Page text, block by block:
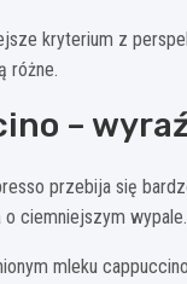
kryterium z
różne.
–
przebija się
o ciemniejszym
mleku